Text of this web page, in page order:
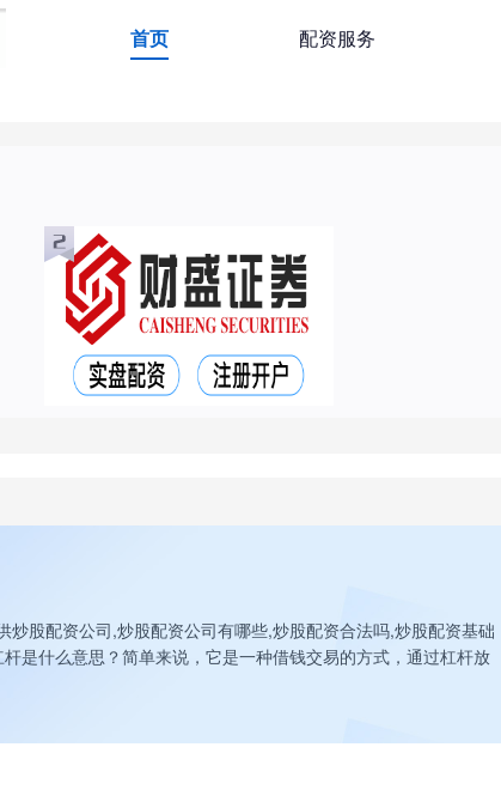
首页 配资服务
股配资公司,炒股配资公司有哪些,炒股配资合法吗,炒股配资基础
是什么意思？简单来说，它是一种借钱交易的方式，通过杠杆放